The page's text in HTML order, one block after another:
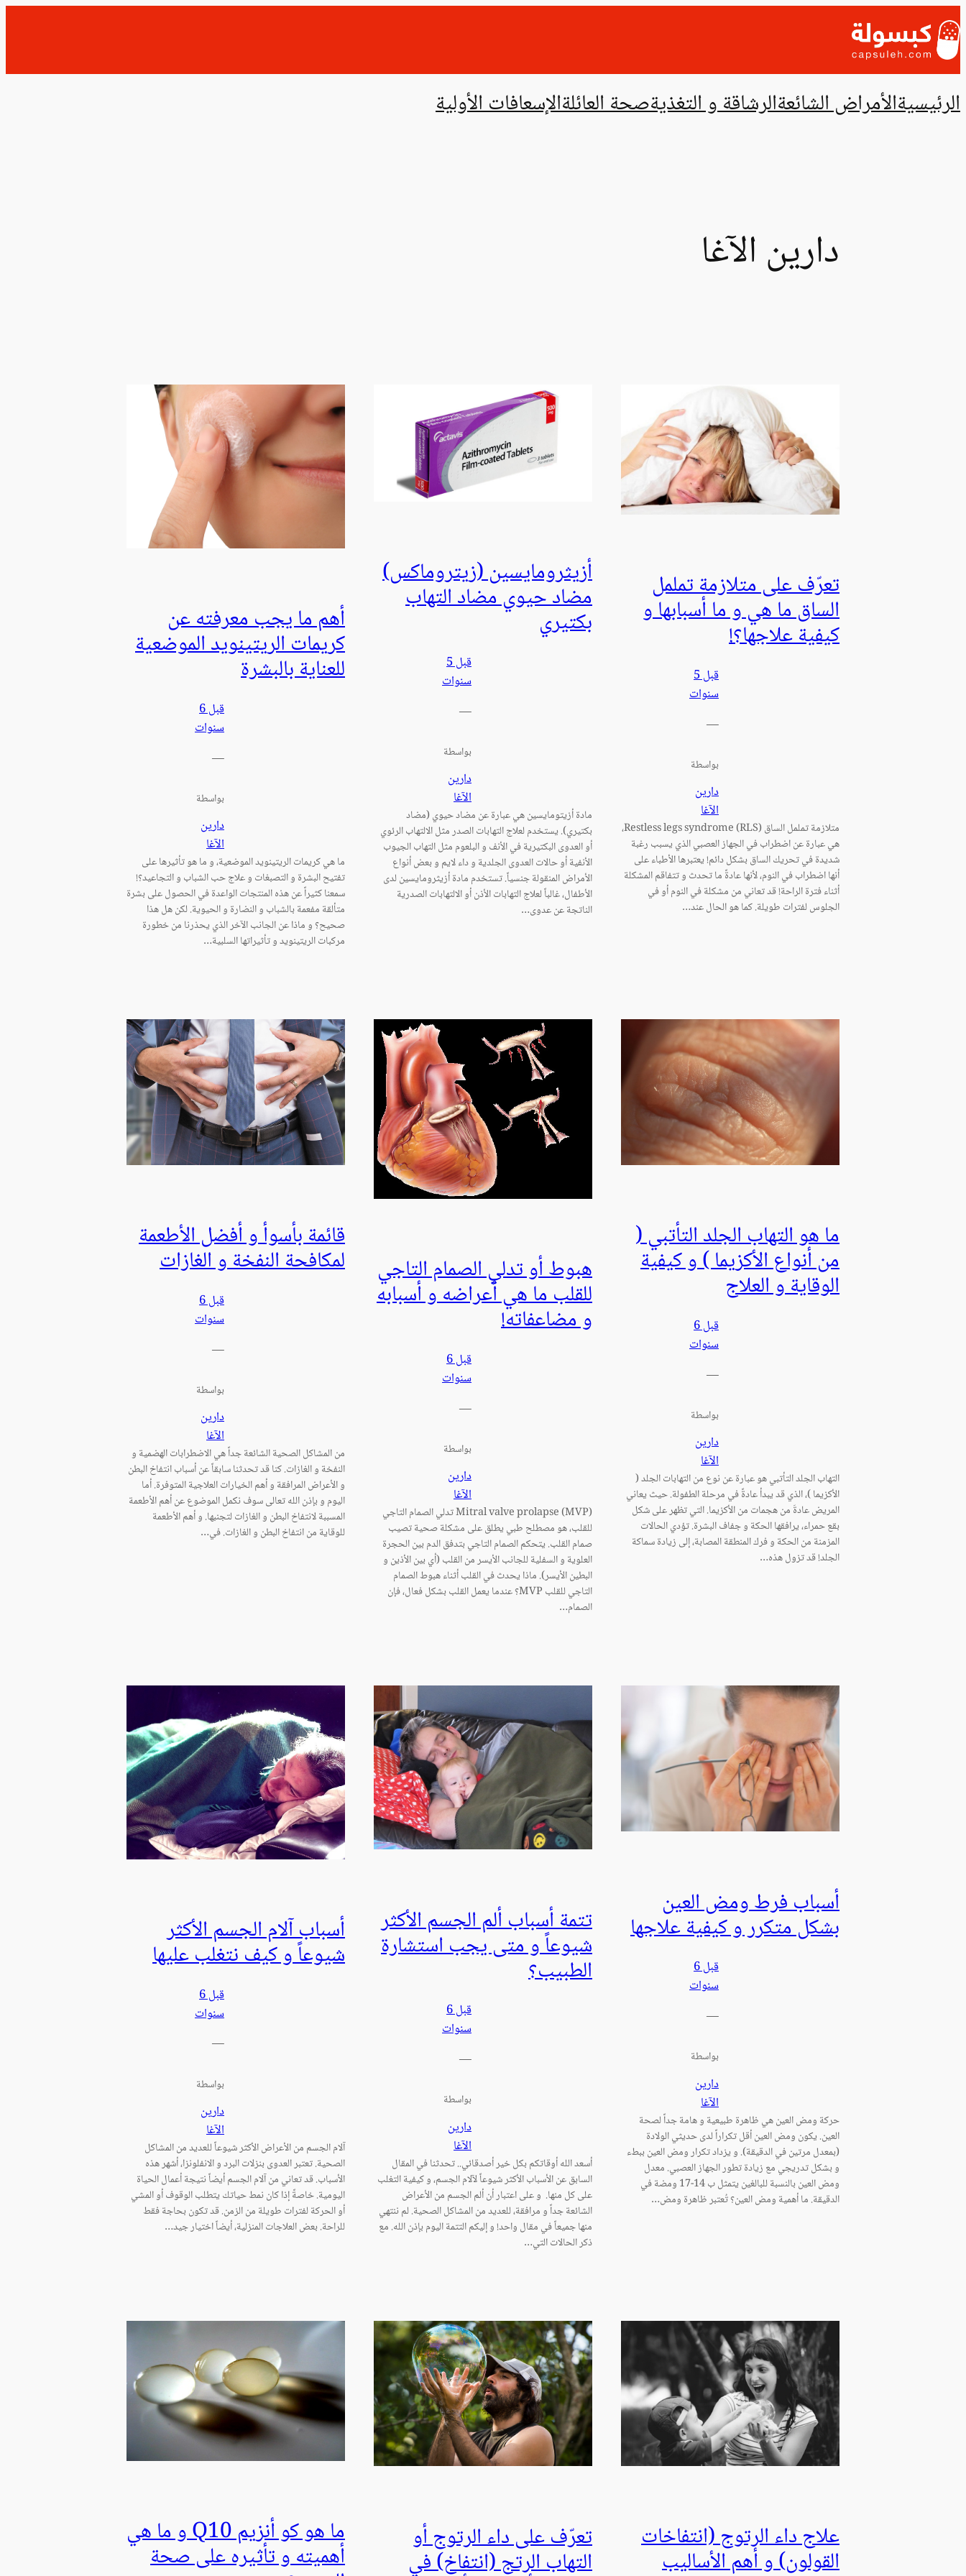
إلى
المحتوى
الرئيسيةالأمراض الشائعةالرشاقة و التغذيةصحة العائلةالإسعافات الأولية
دارين الآغا
تعرّف على متلازمة تململ
الساق ما هي و ما أسبابها و
كيفية علاجها؟!
قبل 5
سنوات
—
بواسطة
دارين
الآغا
متلازمة تململ الساق Restless legs syndrome (RLS)،
هي عبارة عن اضطراب في الجهاز العصبي الذي يسبب رغبة
شديدة في تحريك الساق بشكل دائم! يعتبرها الأطباء على
أنها اضطراب في النوم، لأنها عادةً ما تحدث و تتفاقم المشكلة
أثناء فترة الراحة! قد تعاني من مشكلة في النوم أو في
الجلوس لفترات طويلة. كما هو الحال عند…
أزيثرومايسين (زيتروماكس)
مضاد حيوي مضاد التهاب
بكتيري
قبل 5
سنوات
—
بواسطة
دارين
الآغا
مادة أزيتومايسين هي عبارة عن مضاد حيوي (مضاد
بكتيري). يستخدم لعلاج التهابات الصدر مثل الالتهاب الرئوي
أو العدوى البكتيرية في الأنف و البلعوم مثل التهاب الجيوب
الأنفية أو حالات العدوى الجلدية و داء لايم و بعض أنواع
الأمراض المنقولة جنسياً. تستخدم مادة أزيثرومايسين لدى
الأطفال، غالباً لعلاج التهابات الأذن أو الالتهابات الصدرية
الناتجة عن عدوى…
أهم ما يجب معرفته عن
كريمات الريتينويد الموضعية
للعناية بالبشرة
قبل 6
سنوات
—
بواسطة
دارين
الآغا
ما هي كريمات الريتينويد الموضعية، و ما هو تأثيرها على
تفتيح البشرة و التصبغات و علاج حب الشباب و التجاعيد؟!
سمعنا كثيراً عن هذه المنتجات الواعدة في الحصول على بشرة
متألقة مفعمة بالشباب و النضارة و الحيوية. لكن هل هذا
صحيح؟ و ماذا عن الجانب الآخر الذي يحذرنا من خطورة
مركبات الريتينويد و تأثيراتها السلبية…
ما هو التهاب الجلد التأتبي (
من أنواع الأكزيما ) و كيفية
الوقاية و العلاج
قبل 6
سنوات
—
بواسطة
دارين
الآغا
التهاب الجلد التأتبي هو عبارة عن نوع من التهابات الجلد (
الأكزيما )، الذي قد يبدأ عادةً في مرحلة الطفولة. حيث يعاني
المريض عادةَ من هجمات من الأكزيما. التي تظهر على شكل
بقع حمراء، يرافقها الحكة و جفاف البشرة. تؤدي الحالات
المزمنة من الحكة و فرك المنطقة المصابة، إلى زيادة سماكة
الجلد! قد تزول هذه…
هبوط أو تدلي الصمام التاجي
للقلب ما هي أعراضه و أسبابه
و مضاعفاته!
قبل 6
سنوات
—
بواسطة
دارين
الآغا
(Mitral valve prolapse (MVP تدلي الصمام التاجي
للقلب، هو مصطلح طبي يطلق على مشكلة صحية تصيب
صمام القلب. يتحكم الصمام التاجي بتدفق الدم بين الحجرة
العلوية و السفلية للجانب الأيسر من القلب (أي بين الأذين و
البطين الأيسر). ماذا يحدث في القلب أثناء هبوط الصمام
التاجي للقلب MVP؟ عندما يعمل القلب بشكل فعال، فإن
الصمام…
قائمة بأسوأ و أفضل الأطعمة
لمكافحة النفخة و الغازات
قبل 6
سنوات
—
بواسطة
دارين
الآغا
من المشاكل الصحية الشائعة جداً هي الاضطرابات الهضمية و
النفخة و الغازات. كنا قد تحدثنا سابقاً عن أسباب انتفاخ البطن
و الأعراض المرافقة و أهم الخيارات العلاجية المتوفرة. أما
اليوم و بإذن الله تعالى سوف نكمل الموضوع عن أهم الأطعمة
المسببة لانتفاخ البطن و الغازات لتجنبها. و أهم الأطعمة
للوقاية من انتفاخ البطن و الغازات. في…
أسباب فرط ومض العين
بشكل متكرر و كيفية علاجها
قبل 6
سنوات
—
بواسطة
دارين
الآغا
حركة ومض العين هي ظاهرة طبيعية و هامة جداً لصحة
العين. يكون ومض العين أقل تكراراً لدى حديثي الولادة
(بمعدل مرتين في الدقيقة). و يزداد تكرار ومض العين ببطء
و بشكل تدريجي مع زيادة تطور الجهاز العصبي. معدل
ومض العين بالنسبة للبالغين يتمثل ب 14-17 ومضة في
الدقيقة. ما أهمية ومض العين؟ تُعتبر ظاهرة ومض…
تتمة أسباب ألم الجسم الأكثر
شيوعاً و متى يجب استشارة
الطبيب؟
قبل 6
سنوات
—
بواسطة
دارين
الآغا
أسعد الله أوقاتكم بكل خير أصدقائي.. تحدثنا في المقال
السابق عن الأسباب الأكثر شيوعاً لآلام الجسم، و كيفية التغلب
على كل منها. و على اعتبار أن ألم الجسم من الأعراض
الشائعة جداً و مرافقة، للعديد من المشاكل الصحية. لم ننتهي
منها جميعاً في مقال واحد! و إليكم التتمة اليوم بإذن الله. مع
ذكر الحالات التي…
أسباب آلام الجسم الأكثر
شيوعاً و كيف نتغلب عليها
قبل 6
سنوات
—
بواسطة
دارين
الآغا
آلام الجسم من الأعراض الأكثر شيوعاً للعديد من المشاكل
الصحية. تعتبر العدوى بنزلات البرد و الانفلونزا، أشهر هذه
الأسباب. قد تعاني من آلام الجسم أيضاً نتيجة أعمال الحياة
اليومية. خاصةً إذا كان نمط حياتك يتطلب الوقوف أو المشي
أو الحركة لفترات طويلة من الزمن. قد تكون بحاجة فقط
للراحة. بعض العلاجات المنزلية، أيضاً اختيار جيد…
علاج داء الرتوج (انتفاخات
القولون) و أهم الأساليب
تعرّف على داء الرتوج أو
التهاب الرتج (انتفاخ) في
ما هو كو أنزيم Q10 و ما هي
أهميته و تأثيره على صحة